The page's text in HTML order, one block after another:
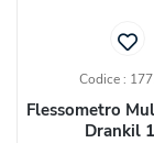
Codice :
Flessometro
Drankil